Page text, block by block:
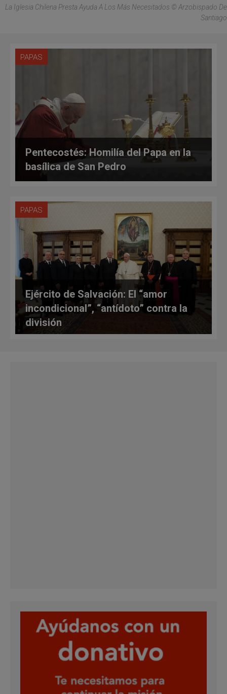
La Iglesia Chilena Presta Ayuda A Los Más Necesitados © Arzobispado De
Santiago
PAPAS
Pentecostés: Homilía del Papa en la
basílica de San Pedro
PAPAS
Ejército de Salvación: El “amor
incondicional”, “antídoto” contra la
división